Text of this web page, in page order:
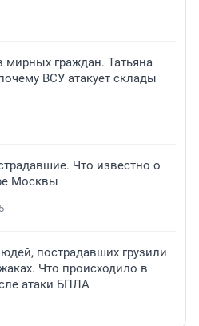
мирных граждан. Татьяна
ВСУ атакует склады
Что известно о
Москвы
пострадавших грузили
Что происходило в
атаки БПЛА